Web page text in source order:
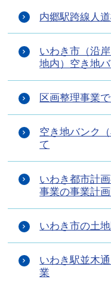
内郷駅跨線人
いわき市（沿
地内）空き地
区画整理事業
空き地バンク
て
いわき都市計
事業の事業計
いわき市の土
いわき駅並木
業